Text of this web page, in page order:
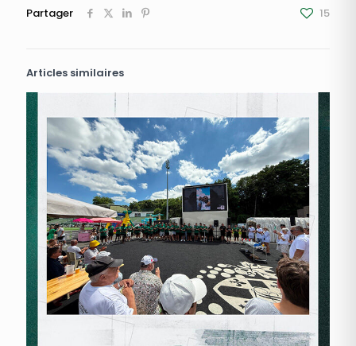
Partager 15
Articles similaires